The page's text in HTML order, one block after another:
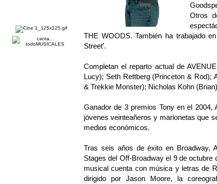
Otros
THE WOODS. También ha trabajado
Street’.
Completan el reparto actual de
Lucy); Seth Rettberg (Princeton &
& Trekkie Monster); Nicholas Kohn
Ganador de 3 premios Tony en el
jóvenes veinteañeros y marionetas que
medios económicos.
Tras seis años de éxito en Broadway,
Stages del Off-Broadway el 9 de
musical cuenta con música y letras de
dirigido por Jason Moore, la